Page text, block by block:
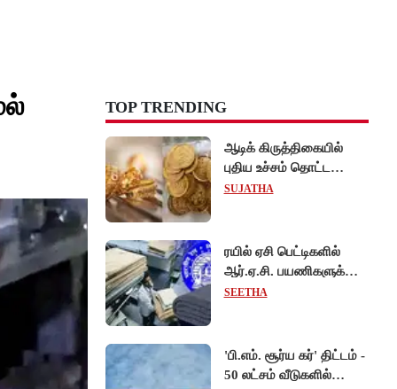
TOP TRENDING
ஆடிக் கிருத்திகையில்
புதிய உச்சம் தொட்ட
தங்கம் விலை... சவரன்
SUJATHA
ரயில் ஏசி பெட்டிகளில்
ஆர்.ஏ.சி. பயணிகளுக்கும்
கட்டாயம் போர்வை,
SEETHA
'பி.எம். சூர்ய கர்' திட்டம் -
50 லட்சம் வீடுகளில்